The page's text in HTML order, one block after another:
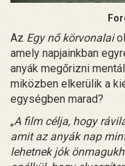
Az Egy nő körvonalai
amely napjainkban
anyák megőrizni
miközben elkerülik a
egységben marad?
„A film célja, hogy
amit az anyák nap
lehetnek jók